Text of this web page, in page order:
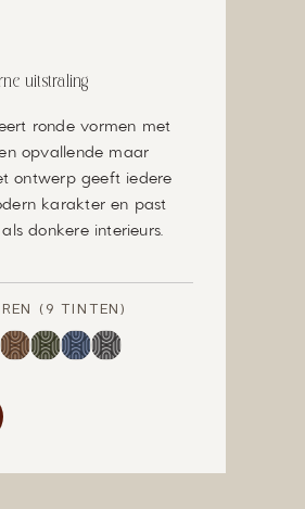
uitstraling
ronde vormen met
opvallende maar
ontwerp geeft iedere
karakter en past
donkere interieurs.
(9 TINTEN)